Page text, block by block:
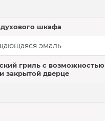
шкафа
эмаль
гриль с возможностью
закрытой дверце